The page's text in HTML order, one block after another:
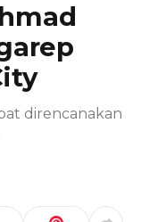
direncanakan